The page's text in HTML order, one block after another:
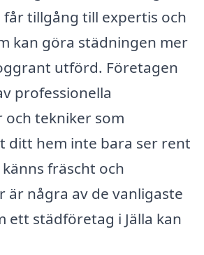
tillgång till expertis och
kan göra städningen mer
utförd. Företagen
professionella
tekniker som
ditt hem inte bara ser rent
fräscht och
är några av de vanligaste
ett städföretag i Jälla kan